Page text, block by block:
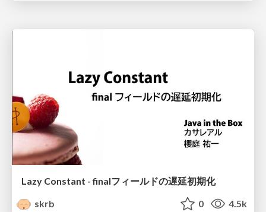
Lazy Constant - finalフィールドの遅延初期化
skrb
0 4.5k